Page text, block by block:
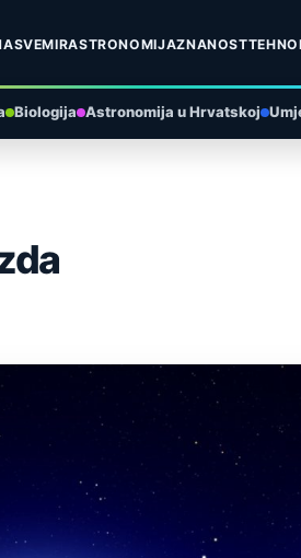
SVEMIRASTRONOMIJAZNANOST
Biologija Astronomija u Hrvatskoj